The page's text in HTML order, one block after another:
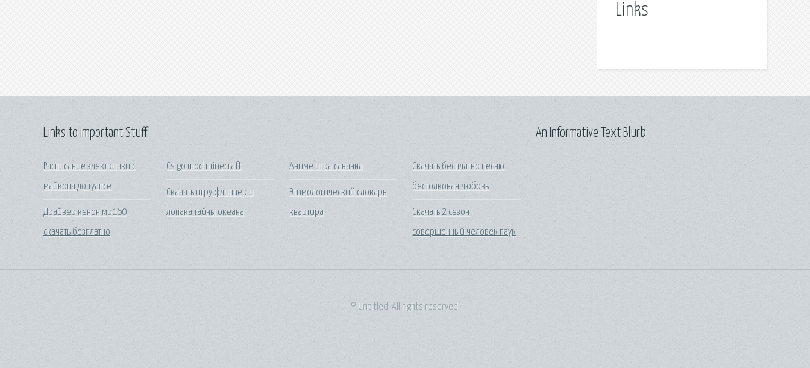
Links
Links to Important Stuff
Расписание электрички с
майкопа до туапсе
Драйвер кенон мр160
скачать безплатно
Cs go mod minecraft
Скачать игру флиппер и
лопака тайны океана
Аниме игра саванна
Этимологический словарь
квартира
Скачать бесплатно песню
бестолковая любовь
Скачать 2 сезон
совершенный человек паук
An Informative Text Blurb
© Untitled. All rights reserved.